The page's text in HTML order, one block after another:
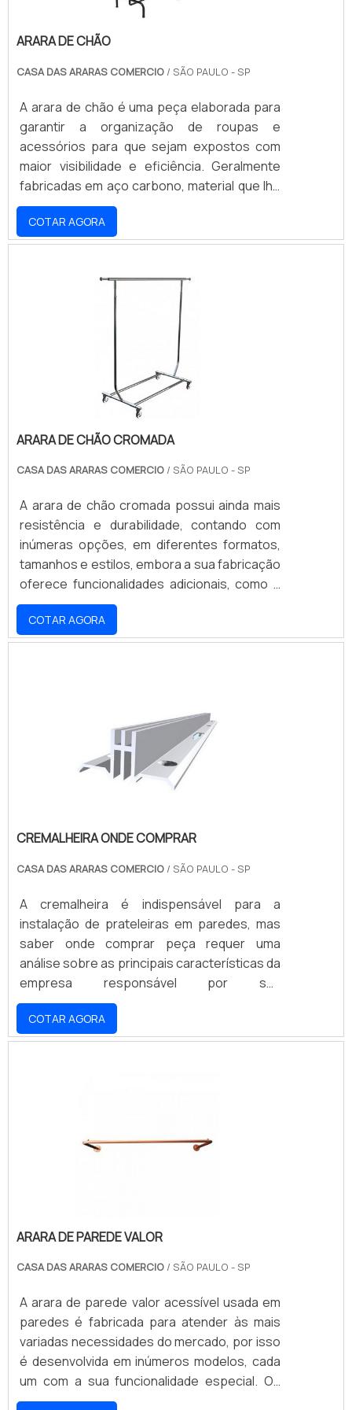
ARARA DE CHÃO
CASA DAS ARARAS COMERCIO / SÃO PAULO - SP
A arara de chão é uma peça elaborada para
garantir a organização de roupas e
acessórios para que sejam expostos com
maior visibilidade e eficiência. Geralmente
fabricadas em aço carbono, material que lhe
confere a mais alta resistência e
durabilidade, são facilmente aplicadas em
qualquer ambiente, pois sua altura,
uso mesmo em lugares com pouco espaço.
PROPORCIONAM MAIS ESTABILIDADE
DURANTE O USOPor ser um produto que se
mantém no chão, as araras são fabr.
COTAR AGORA
ARARA DE CHÃO CROMADA
CASA DAS ARARAS COMERCIO / SÃO PAULO - SP
A arara de chão cromada possui ainda mais
resistência e durabilidade, contando com
inúmeras opções, em diferentes formatos,
tamanhos e estilos, embora a sua fabricação
oferece funcionalidades adicionais, como a
possibilidade de regulagem, para que a peça
se ajuste perfeitamente ao ambiente. Por
serem desenvolvidas para ficarem no chão,
rodas compostas do mesmo material
plástico. Depende.
COTAR AGORA
CREMALHEIRA ONDE COMPRAR
CASA DAS ARARAS COMERCIO / SÃO PAULO - SP
A cremalheira é indispensável para a
instalação de prateleiras em paredes, mas
saber onde comprar peça requer uma
análise sobre as principais características da
empresa responsável por sua
comercialização. Antes de qualquer coisa, é
importante avaliar se fornecedora de
cremalheira é capaz de atender sua
acordo com as suas expectativas.
COTAR AGORA
ARARA DE PAREDE VALOR
CASA DAS ARARAS COMERCIO / SÃO PAULO - SP
A arara de parede valor acessível usada em
paredes é fabricada para atender às mais
variadas necessidades do mercado, por isso
é desenvolvida em inúmeros modelos, cada
um com a sua funcionalidade especial. Os
materiais utilizados em sua produção são o